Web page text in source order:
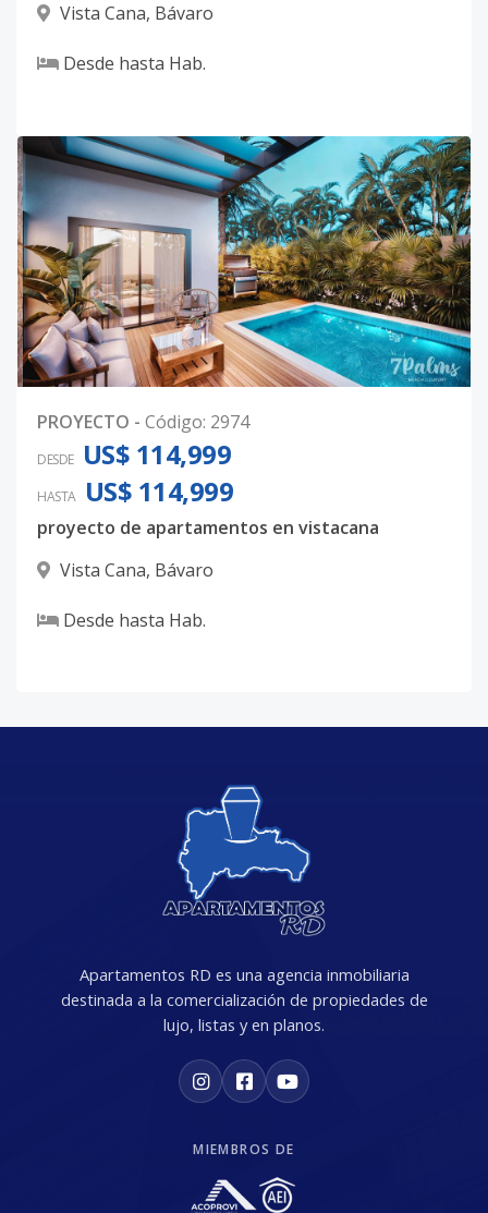
Vista Cana, Bávaro
Desde hasta Hab.
PROYECTO - Código: 2974
DESDE US$ 114,999
HASTA US$ 114,999
proyecto de apartamentos en vistacana
Vista Cana, Bávaro
Desde hasta Hab.
Apartamentos RD es una agencia inmobiliaria
destinada a la comercialización de propiedades de
lujo, listas y en planos.
MIEMBROS DE